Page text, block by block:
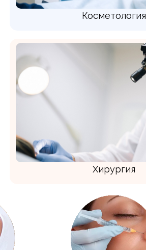
Косметология
Хирургия